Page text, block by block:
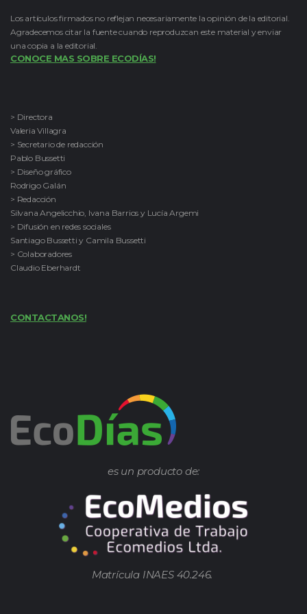
Los artículos firmados no reflejan necesariamente la opinión de la editorial.
Agradecemos citar la fuente cuando reproduzcan este material y enviar
una copia a la editorial.
CONOCE MAS SOBRE ECODÍAS!
> Directora
Valeria Villagra
> Secretario de redacción
Pablo Bussetti
> Diseño gráfico
Rodrigo Galán
> Redacción
Silvana Angelicchio, Ivana Barrios y Lucía Argemi
> Difusión en redes sociales
Santiago Bussetti y Camila Bussetti
> Colaboradores
Claudio Eberhardt
CONTACTANOS!
es un producto de:
Matrícula INAES 40.246.